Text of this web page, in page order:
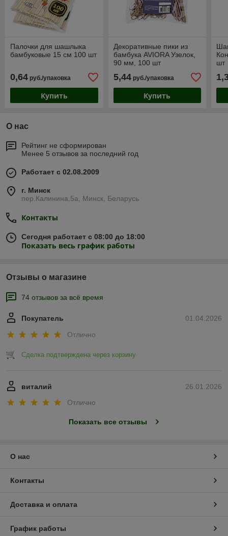
Палочки для шашлыка
бамбуковые 15 см 100 шт
0,64 руб./упаковка
Купить
Декоративные пики из
бамбука AVIORA Узелок,
90 мм, 100 шт
5,44руб./упаковка
Купить
шт
О нас
Рейтинг не сформирован
Менее 5 отзывов за последний год
Работает с 02.08.2009
г. Минск
пер.Калинина,5а, Минск, Беларусь
Контакты
Сегодня работает с 08:00 до 18:00
Показать весь график работы
Отзывы о магазине
74 отзывов за всё время
01.04.2026
Покупатель
Отлично
Сделка подтверждена через корзину
26.01.2026
виталий
Отлично
Показать все отзывы
О нас
Контакты
Доставка и оплата
График работы